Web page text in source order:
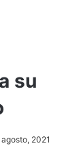
su
2021